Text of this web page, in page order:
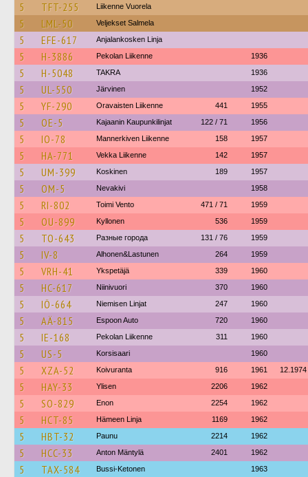
5 TFT-255 Liikenne Vuorela
5 LML-50 Veljekset Salmela
5 EFE-617 Anjalankosken Linja
5 H-3886 Pekolan Liikenne 1936
5 H-5048 TAKRA 1936
5 UL-550 Järvinen 1952
5 YF-290 Oravaisten Liikenne 441 1955
5 OE-5 Kajaanin Kaupunkilinjat 122 / 71 1956
5 IO-78 Mannerkiven Liikenne 158 1957
5 HA-771 Vekka Liikenne 142 1957
5 UM-399 Koskinen 189 1957
5 OM-5 Nevakivi 1958
5 RI-802 Toimi Vento 471 / 71 1959
5 OU-899 Kyllonen 536 1959
5 TO-643 Разные города 131 / 76 1959
5 IV-8 Alhonen&Lastunen 264 1959
5 VRH-41 Ykspetäjä 339 1960
5 HC-617 Niinivuori 370 1960
5 IÖ-664 Niemisen Linjat 247 1960
5 AÄ-815 Espoon Auto 720 1960
5 IE-168 Pekolan Liikenne 311 1960
5 US-5 Korsisaari 1960
5 XZA-52 Koivuranta 916 1961 12.1974
5 HAY-33 Ylisen 2206 1962
5 SO-829 Enon 2254 1962
5 HCT-85 Hämeen Linja 1169 1962
5 HBT-32 Paunu 2214 1962
5 HCC-33 Anton Mäntylä 2401 1962
5 TAX-584 Bussi-Ketonen 1963